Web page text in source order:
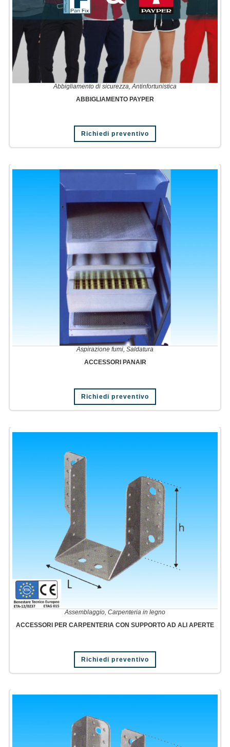
Abbigliamento di sicurezza,Antinfortunistica
ABBIGLIAMENTO PAYPER
Richiedi preventivo
Aspirazione fumi, Saldatura
ACCESSORI PANAIR
Richiedi preventivo
Assemblaggio Carpenteria in legno
ACCESSORI PER CARPENTERIA CON SUPPORTO AD ALI APERTE
Richiedi preventivo